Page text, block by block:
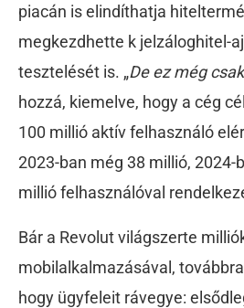
piacán is elindíthatja
megkezdhette k jelzáloghitel-
tesztelését is. „De ez még
hozzá, kiemelve, hogy a cég
100 millió aktív felhasználó
2023-ban még 38 millió, 2024-
millió felhasználóval
Bár a Revolut világszerte
mobilalkalmazásával,
hogy ügyfeleit rávegye: